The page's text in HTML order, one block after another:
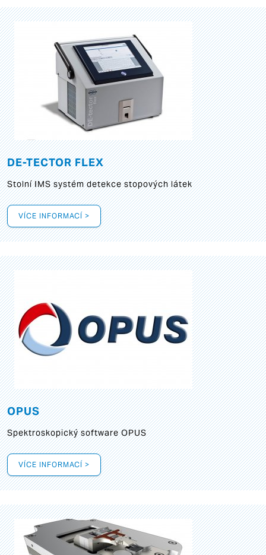
DE-TECTOR FLEX
Stolní IMS systém detekce stopových látek
VÍCE INFORMACÍ >
OPUS
Spektroskopický software OPUS
VÍCE INFORMACÍ >